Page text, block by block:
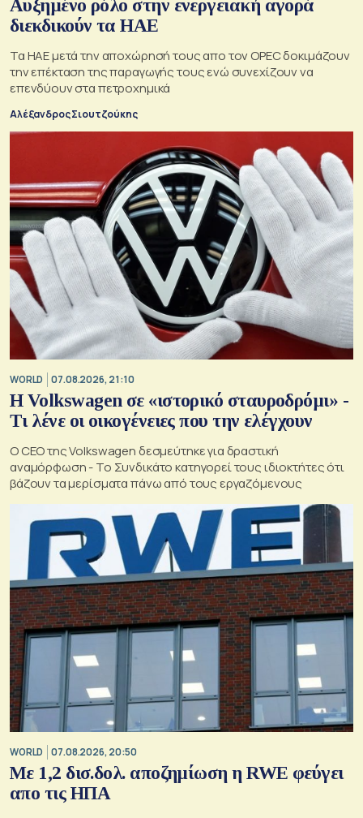
Αυξημένο ρόλο στην ενεργειακή αγορά
διεκδικούν τα ΗΑΕ
Τα ΗΑΕ μετά την αποχώρησή τους απο τον OPEC δοκιμάζουν
την επέκταση της παραγωγής τους ενώ συνεχίζουν να
επενδύουν στα πετροχημικά
Αλέξανδρος Σιουτζούκης
WORLD 07.08.2026, 21:10
Η Volkswagen σε «ιστορικό σταυροδρόμι» -
Τι λένε οι οικογένειες που την ελέγχουν
Ο CEO της Volkswagen δεσμεύτηκε για δραστική
αναμόρφωση - Το Συνδικάτο κατηγορεί τους ιδιοκτήτες ότι
βάζουν τα μερίσματα πάνω από τους εργαζόμενους
WORLD 07.08.2026, 20:50
Με 1,2 δισ.δολ. αποζημίωση η RWE φεύγει
απο τις ΗΠΑ